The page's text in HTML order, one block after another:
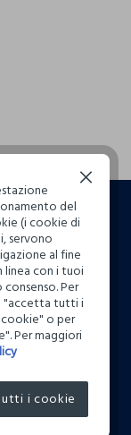
del
(i cookie di
servono
al fine
con i tuoi
Per
"accetta tutti i
o per
Per maggiori
i cookie
Continua senza accettare